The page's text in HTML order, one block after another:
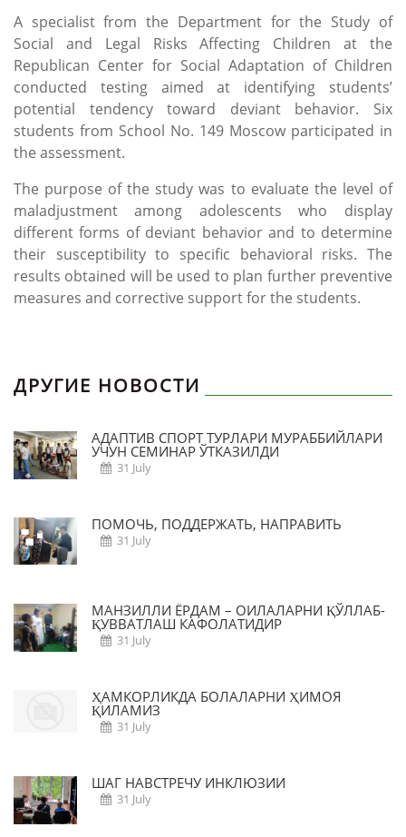
A specialist from the Department for the Study of
Social and Legal Risks Affecting Children at the
Republican Center for Social Adaptation of Children
conducted testing aimed at identifying students’
potential tendency toward deviant behavior. Six
students from School No. 149 Moscow participated in
the assessment.
The purpose of the study was to evaluate the level of
maladjustment among adolescents who display
different forms of deviant behavior and to determine
their susceptibility to specific behavioral risks. The
results obtained will be used to plan further preventive
measures and corrective support for the students.
ДРУГИЕ НОВОСТИ
АДАПТИВ СПОРТ ТУРЛАРИ МУРАББИЙЛАРИ
УЧУН СЕМИНАР ЎТКАЗИЛДИ
31 July
ПОМОЧЬ, ПОДДЕРЖАТЬ, НАПРАВИТЬ
31 July
МАНЗИЛЛИ ЁРДАМ – ОИЛАЛАРНИ ҚЎЛЛАБ-
ҚУВВАТЛАШ КАФОЛАТИДИР
31 July
ҲАМКОРЛИКДА БОЛАЛАРНИ ҲИМОЯ
ҚИЛАМИЗ
31 July
ШАГ НАВСТРЕЧУ ИНКЛЮЗИИ
31 July